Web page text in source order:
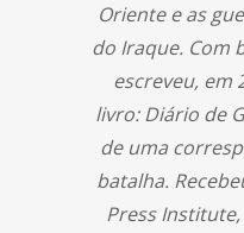
Oriente e as
do Iraque. Com
escreveu, em
livro: Diário de
de uma
batalha.
Press